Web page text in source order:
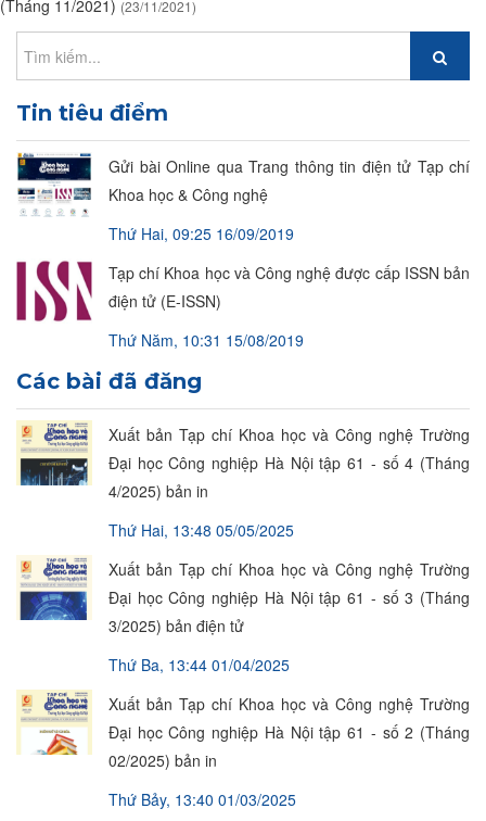
(Tháng 11/2021) (23/11/2021)
Tin tiêu điểm
Gửi bài Online qua Trang thông tin điện tử Tạp chí
Khoa học & Công nghệ
Thứ Hai, 09:25 16/09/2019
Tạp chí Khoa học và Công nghệ được cấp ISSN bản
điện tử (E-ISSN)
Thứ Năm, 10:31 15/08/2019
Các bài đã đăng
Xuất bản Tạp chí Khoa học và Công nghệ Trường
Đại học Công nghiệp Hà Nội tập 61 - số 4 (Tháng
4/2025) bản in
Thứ Hai, 13:48 05/05/2025
Xuất bản Tạp chí Khoa học và Công nghệ Trường
Đại học Công nghiệp Hà Nội tập 61 - số 3 (Tháng
3/2025) bản điện tử
Thứ Ba, 13:44 01/04/2025
Xuất bản Tạp chí Khoa học và Công nghệ Trường
Đại học Công nghiệp Hà Nội tập 61 - số 2 (Tháng
02/2025) bản in
Thứ Bảy, 13:40 01/03/2025